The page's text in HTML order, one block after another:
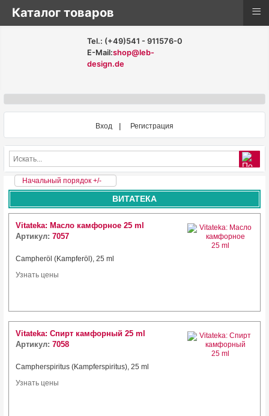
Tel.: (+49)541 - 911576-0
E-Mail:shop@leb-
design.de
Вход Регистрация
Начальный порядок +/-
ВИТАТЕКА
Vitateka: Масло камфорное 25 ml
Артикул: 7057
Campheröl (Kampferöl), 25 ml
Узнать цены
Vitateka: Спирт камфорный 25 ml
Артикул: 7058
Campherspiritus (Kampferspiritus), 25 ml
Узнать цены
Каталог товаров ≡